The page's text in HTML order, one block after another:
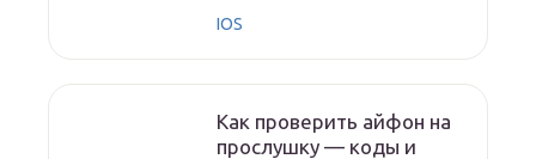
IOS
Как проверить айфон на
прослушку — коды и